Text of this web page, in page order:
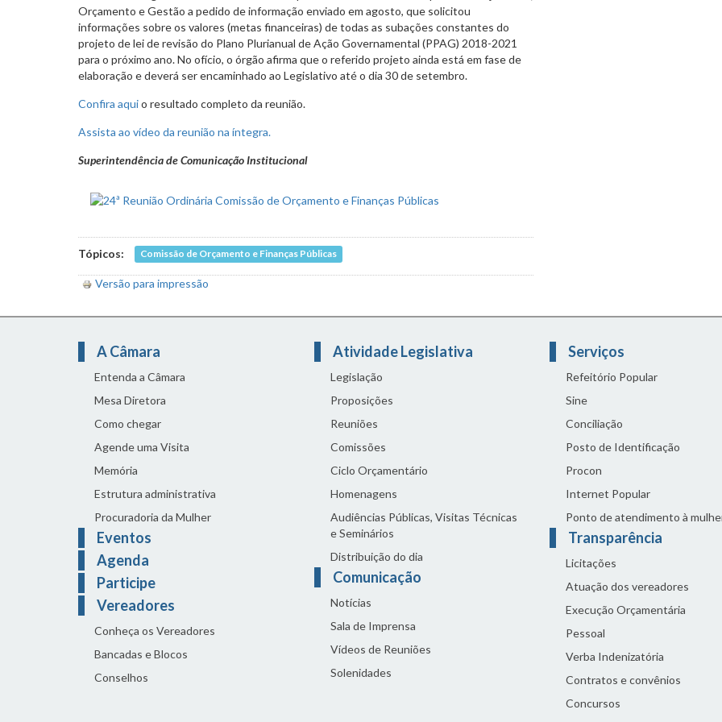
Orçamento e Gestão a pedido de informação enviado em agosto, que solicitou
informações sobre os valores (metas financeiras) de todas as subações constantes do
projeto de lei de revisão do Plano Plurianual de Ação Governamental (PPAG) 2018-2021
para o próximo ano. No ofício, o órgão afirma que o referido projeto ainda está em fase de
elaboração e deverá ser encaminhado ao Legislativo até o dia 30 de setembro.
Confira aquio resultado completo da reunião.
Assista ao vídeo da reunião na íntegra.
Superintendência de Comunicação Institucional
Tópicos: Comissão de Orçamento e Finanças Públicas
Versão para impressão
A Câmara
Entenda a Câmara
Mesa Diretora
Como chegar
Agende uma Visita
Memória
Estrutura administrativa
Procuradoria da Mulher
Eventos
Agenda
Participe
Vereadores
Conheça os Vereadores
Bancadas e Blocos
Conselhos
Atividade Legislativa
Legislação
Proposições
Reuniões
Comissões
Ciclo Orçamentário
Homenagens
Audiências Públicas, Visitas Técnicas
e Seminários
Distribuição do dia
Comunicação
Notícias
Sala de Imprensa
Vídeos de Reuniões
Solenidades
Serviços
Refeitório Popular
Sine
Conciliação
Posto de Identificação
Procon
Internet Popular
Ponto de atendimento à
Transparência
Licitações
Atuação dos vereadores
Execução Orçamentária
Pessoal
Verba Indenizatória
Contratos e convênios
Concursos